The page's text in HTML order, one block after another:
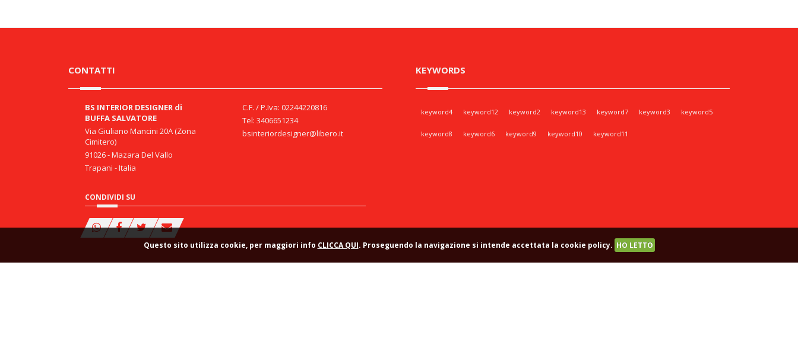
Questo sito utilizza cookie, per maggiori info CLICCA QUI. Proseguendo la navigazione si intende accettata la cookie policy. HO LETTO
CONTATTI
BS INTERIOR DESIGNER di
BUFFA SALVATORE
Via Giuliano Mancini 20A (Zona
Cimitero)
91026 - Mazara Del Vallo
Trapani - Italia
C.F. / P.Iva: 02244220816
Tel: 3406651234
bsinteriordesigner@libero.it
CONDIVIDI SU
KEYWORDS
keyword4 keyword12 keyword2 keyword13 keyword7 keyword3 keyword5
keyword8 keyword6 keyword9 keyword10 keyword11